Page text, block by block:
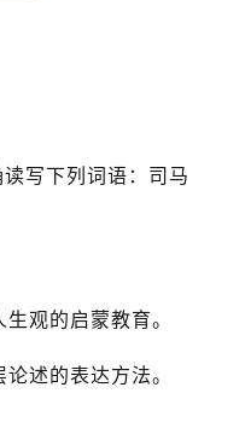
写下列词语：司马
观的启蒙教育。
述的表达方法。